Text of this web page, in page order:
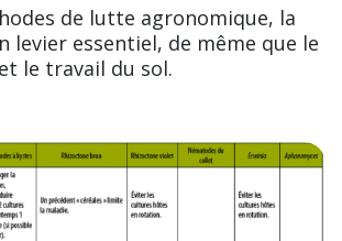
de lutte agronomique, la
levier essentiel, de même que le
le travail du sol.